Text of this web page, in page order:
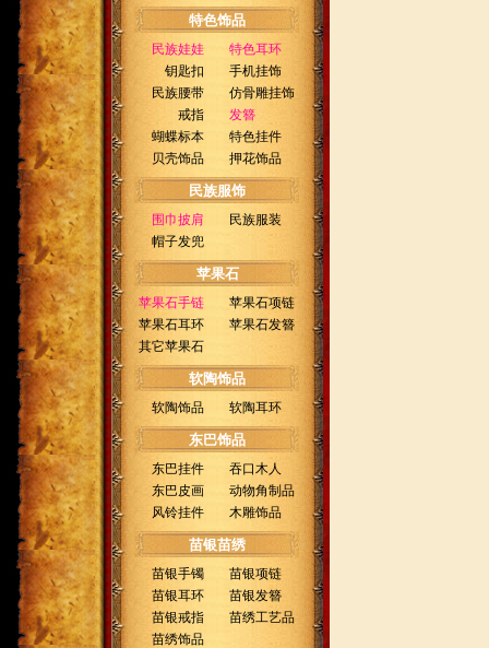
特色饰品
民族娃娃
特色耳环
钥匙扣
手机挂饰
民族腰带
仿骨雕挂饰
戒指
发簪
蝴蝶标本
特色挂件
贝壳饰品
押花饰品
民族服饰
围巾披肩
民族服装
帽子发兜
苹果石
苹果石手链
苹果石项链
苹果石耳环
苹果石发簪
其它苹果石
软陶饰品
软陶饰品 软陶耳环
东巴饰品
东巴挂件
吞口木人
东巴皮画
动物角制品
风铃挂件
木雕饰品
苗银苗绣
苗银手镯
苗银项链
苗银耳环
苗银发簪
苗银戒指
苗绣工艺品
苗绣饰品